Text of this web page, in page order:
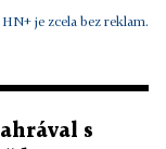
je zcela bez reklam.
s